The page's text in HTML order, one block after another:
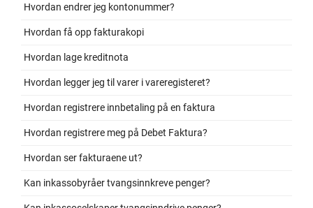
Hvordan endrer jeg kontonummer?
Hvordan få opp fakturakopi
Hvordan lage kreditnota
Hvordan legger jeg til varer i vareregisteret?
Hvordan registrere innbetaling på en faktura
Hvordan registrere meg på Debet Faktura?
Hvordan ser fakturaene ut?
Kan inkassobyråer tvangsinnkreve penger?